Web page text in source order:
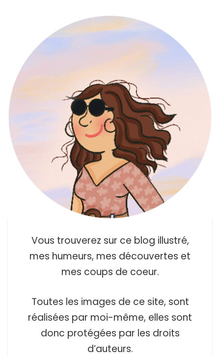
Vous trouverez sur ce blog illustré,
mes humeurs, mes découvertes et
mes coups de coeur.
Toutes les images de ce site, sont
réalisées par moi-même, elles sont
donc protégées par les droits
d’auteurs.